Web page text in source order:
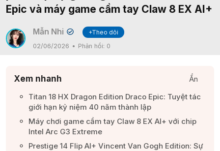
Epic và máy game cầm tay Claw 8 EX AI+
Mẫn Nhi ✔
+Theo dõi
02/06/2026
Phản hồi: 0
Xem nhanh
Ẩn
Titan 18 HX Dragon Edition Draco Epic: Tuyệt tác
giới hạn kỷ niệm 40 năm thành lập​
Máy chơi game cầm tay Claw 8 EX AI+ với chip
Intel Arc G3 Extreme​
Prestige 14 Flip AI+ Vincent Van Gogh Edition: Sự